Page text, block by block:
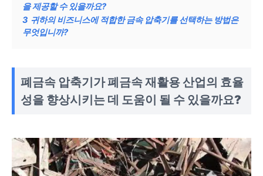
을 제공할 수 있을까요?
3 귀하의 비즈니스에 적합한 금속 압축기를 선택하는 방법은
무엇입니까?
폐금속 압축기가 폐금속 재활용 산업의 효율
성을 향상시키는 데 도움이 될 수 있을까요?